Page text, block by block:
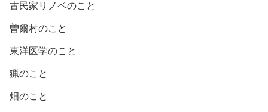
古民家リノベのこと
曽爾村のこと
東洋医学のこと
猟のこと
畑のこと